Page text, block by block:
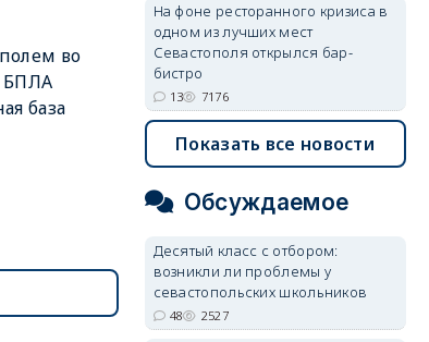
во
БПЛА
база
На фоне ресторанного кризиса в
одном из лучших мест
Севастополя открылся бар-
бистро
13 7176
Показать все новости
Обсуждаемое
Десятый класс с отбором:
возникли ли проблемы у
севастопольских школьников
48 2527